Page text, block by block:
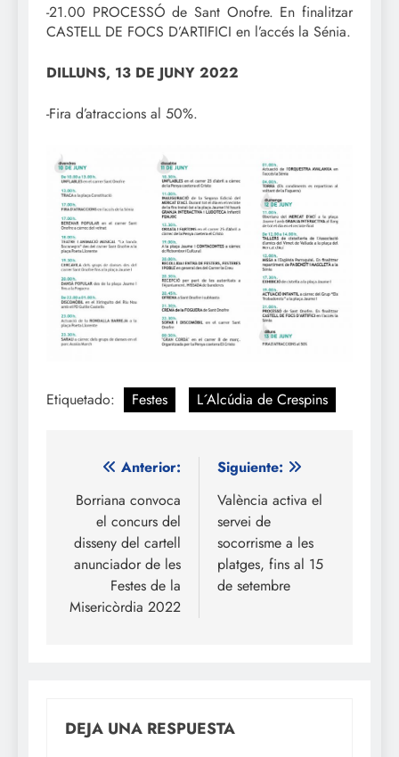
-21.00 PROCESSÓ de Sant Onofre. En finalitzar
CASTELL DE FOCS D’ARTIFICI en l’accés la Sénia.
DILLUNS, 13 DE JUNY 2022
-Fira d’atraccions al 50%.
Etiquetado: Festes L´Alcúdia de Crespins
Navegación
de
entradas
Anterior:
Borriana convoca
el concurs del
disseny del cartell
anunciador de les
Festes de la
Misericòrdia 2022
Siguiente:
València activa el
servei de
socorrisme a les
platges, fins al 15
de setembre
DEJA UNA RESPUESTA